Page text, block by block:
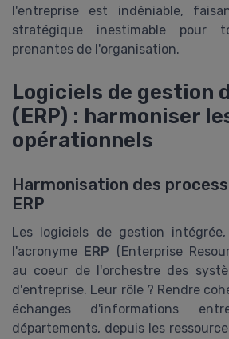
l'entreprise est indéniable,
stratégique inestimable pour
prenantes de l'organisation.
Logiciels de gestion
(ERP) : harmoniser
opérationnels
Harmonisation des
ERP
Les logiciels de gestion
l'acronyme ERP (Enterprise
au coeur de l'orchestre des
d'entreprise. Leur rôle ? Rendre
échanges d'informations
départements, depuis les